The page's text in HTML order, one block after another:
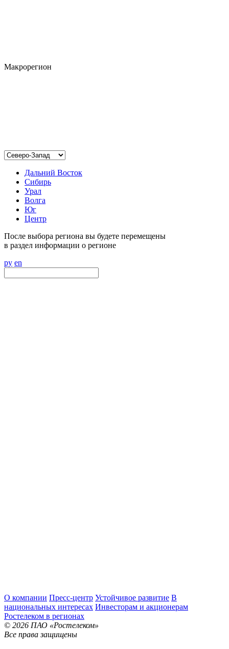
Макрорегион
Дальний Восток
Сибирь
Урал
Волга
Юг
Центр
После выбора региона вы будете перемещены
в раздел информации о регионе
ру en
О компании Пресс-центр Устойчивое развитие В
национальных интересах Инвесторам и акционерам
Ростелеком в регионах
© 2026 ПАО «Ростелеком»
Все права защищены